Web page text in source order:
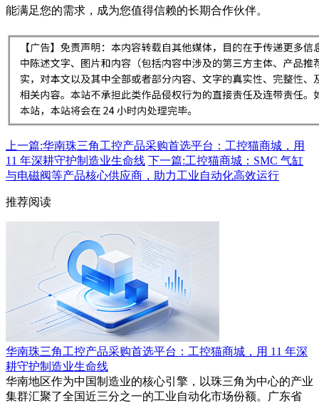
能满足您的需求，成为您值得信赖的长期合作伙伴。
上一篇:华南珠三角工控产品采购首选平台：工控猫商城，用
11 年深耕守护制造业生命线 下一篇:工控猫商城：SMC 气缸
与电磁阀等产品核心供应商，助力工业自动化高效运行
推荐阅读
华南珠三角工控产品采购首选平台：工控猫商城，用 11 年深
耕守护制造业生命线
华南地区作为中国制造业的核心引擎，以珠三角为中心的产业
集群汇聚了全国近三分之一的工业自动化市场份额。广东省